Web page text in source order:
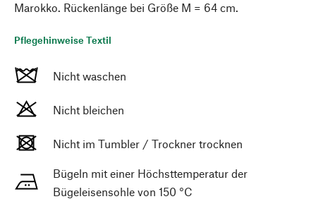
Marokko. Rückenlänge bei Größe M = 64 cm.
Pflegehinweise Textil
Nicht waschen
Nicht bleichen
Nicht im Tumbler / Trockner trocknen
Bügeln mit einer Höchsttemperatur der
Bügeleisensohle von 150 °C